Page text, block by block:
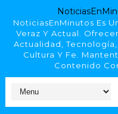
NoticiasEnMinutos Es
Veraz Y Actual.
Actualidad,
Cultura Y Fe.
Contenido